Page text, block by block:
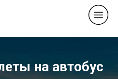
на автобус